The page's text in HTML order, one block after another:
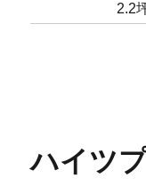
2.2
ハイツ